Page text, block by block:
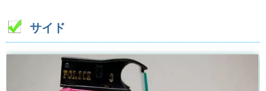
サイド